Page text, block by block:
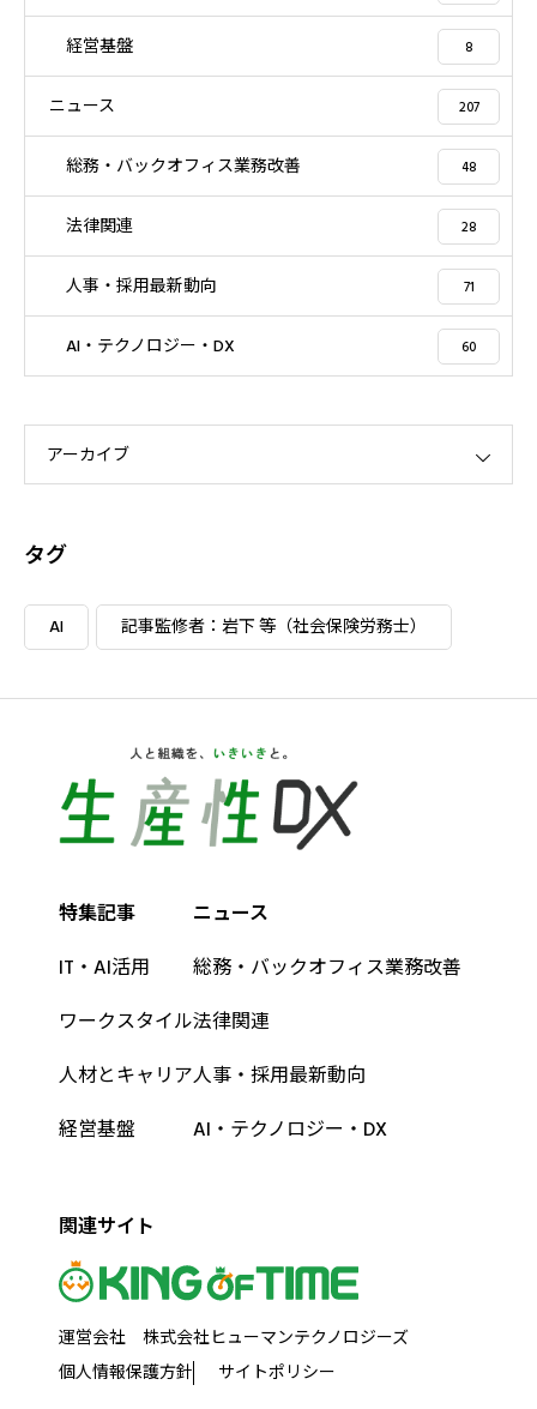
経営基盤 8
ニュース 207
総務・バックオフィス業務改善 48
法律関連 28
人事・採用最新動向 71
AI・テクノロジー・DX 60
アーカイブ
タグ
AI 記事監修者：岩下 等（社会保険労務士）
特集記事
IT・AI活用
ワークスタイル
人材とキャリア
経営基盤
ニュース
総務・バックオフィス業務改善
法律関連
人事・採用最新動向
AI・テクノロジー・DX
関連サイト
運営会社 株式会社ヒューマンテクノロジーズ
個人情報保護方針
サイトポリシー